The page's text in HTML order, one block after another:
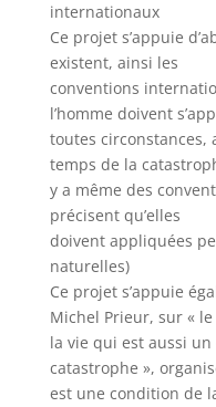
internationaux
Ce projet s’appuie
existent, ainsi les
conventions
l’homme doivent
toutes circonstances,
temps de la
y a même des
précisent qu’elles
doivent appliquées
naturelles)
Ce projet s’appuie
Michel Prieur, sur «
la vie qui est aussi
catastrophe »,
est une condition de